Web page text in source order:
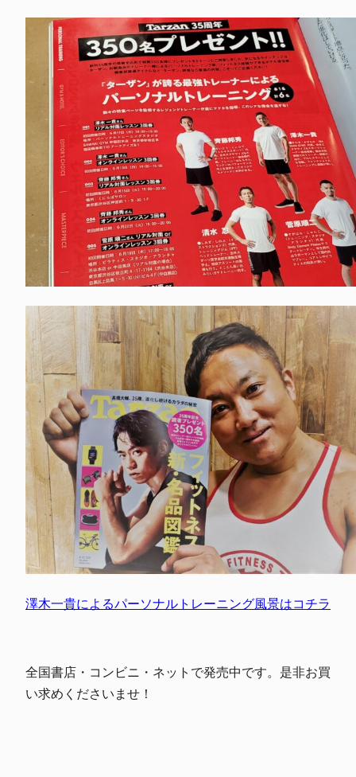
澤木一貴によるパーソナルトレーニング風景はコチラ
全国書店・コンビニ・ネットで発売中です。是非お買
い求めくださいませ！